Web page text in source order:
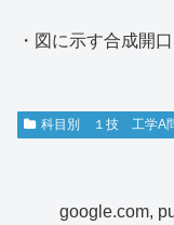
・図に示す合成開
科目別 １技 工学A
google.com,